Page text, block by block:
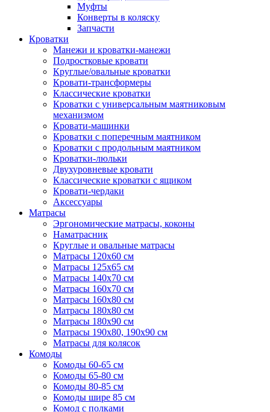
Муфты
Конверты в коляску
Запчасти
Кроватки
Манежи и кроватки-манежи
Подростковые кровати
Круглые/овальные кроватки
Кровати-трансформеры
Классические кроватки
Кроватки с универсальным маятниковым
механизмом
Кровати-машинки
Кроватки с поперечным маятником
Кроватки с продольным маятником
Кроватки-люльки
Двухуровневые кровати
Классические кроватки с ящиком
Кровати-чердаки
Аксессуары
Матрасы
Эргономические матрасы, коконы
Наматрасник
Круглые и овальные матрасы
Матрасы 120х60 см
Матрасы 125х65 см
Матрасы 140х70 см
Матрасы 160х70 см
Матрасы 160х80 см
Матрасы 180х80 см
Матрасы 180х90 см
Матрасы 190х80, 190х90 см
Матрасы для колясок
Комоды
Комоды 60-65 см
Комоды 65-80 см
Комоды 80-85 см
Комоды шире 85 см
Комод с полками